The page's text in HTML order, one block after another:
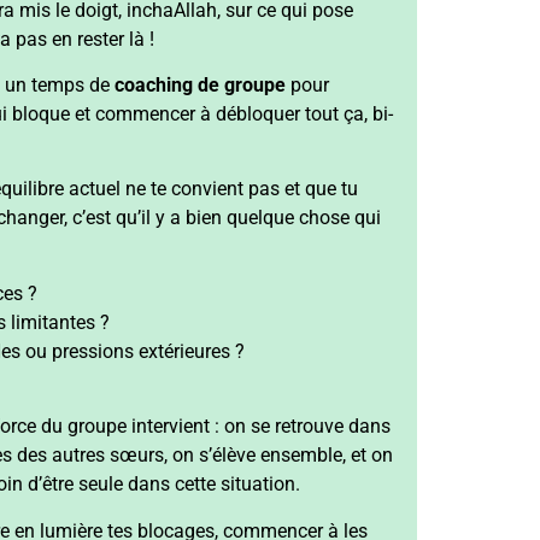
mis le doigt, inchaAllah, sur ce qui pose
pas en rester là !
un temps de coaching de groupe pour
bloque et commencer à débloquer tout ça, bi-
actuel ne te convient pas et que tu
c’est qu’il y a bien quelque chose qui
?
limitantes ?
ou pressions extérieures ?
du groupe intervient : on se retrouve dans
des autres sœurs, on s’élève ensemble, et on
d’être seule dans cette situation.
en lumière tes blocages, commencer à les